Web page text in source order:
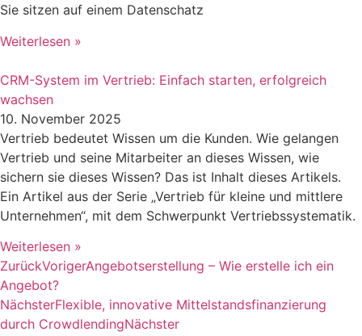
Sie sitzen auf einem Datenschatz
Weiterlesen »
CRM-System im Vertrieb: Einfach starten, erfolgreich
wachsen
10. November 2025
Vertrieb bedeutet Wissen um die Kunden. Wie gelangen
Vertrieb und seine Mitarbeiter an dieses Wissen, wie
sichern sie dieses Wissen? Das ist Inhalt dieses Artikels.
Ein Artikel aus der Serie „Vertrieb für kleine und mittlere
Unternehmen“, mit dem Schwerpunkt Vertriebssystematik.
Weiterlesen »
ZurückVorigerAngebotserstellung – Wie erstelle ich ein
Angebot?
NächsterFlexible, innovative Mittelstandsfinanzierung
durch CrowdlendingNächster